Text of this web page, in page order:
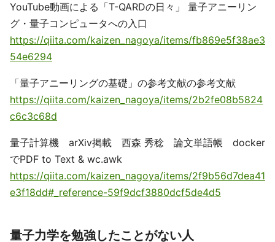
YouTube動画による「T-QARDの日々」 量子アニーリン
グ・量子コンピュータへの入口
https://qiita.com/kaizen_nagoya/items/fb869e5f38ae3
54e6294
「量子アニーリングの基礎」の参考文献の参考文献
https://qiita.com/kaizen_nagoya/items/2b2fe08b5824
c6c3c68d
量子計算機 arXiv掲載 西森 秀稔 論文単語帳 docker
でPDF to Text & wc.awk
https://qiita.com/kaizen_nagoya/items/2f9b56d7dea41
e3f18dd#_reference-59f9dcf3880dcf5de4d5
量子力学を勉強したことがない人